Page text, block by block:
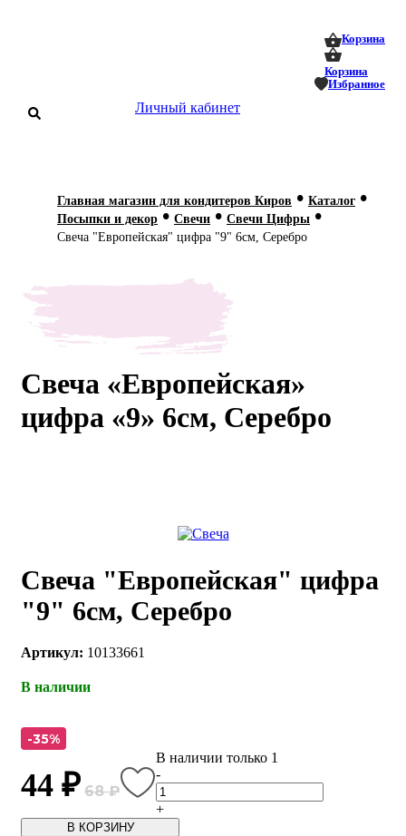
Корзина
Корзина
Избранное
Личный кабинет
О нас
Мастер-
106
256-54-
Главная магазин для кондитеров Киров • Каталог •
Посыпки и декор • Свечи • Свечи Цифры •
Свеча "Европейская" цифра "9" 6см, Серебро
Свеча «Европейская»
цифра «9» 6см, Серебро
Свеча "Европейская" цифра
"9" 6см, Серебро
Артикул: 10133661
В наличии
-35%
44 ₽ 68 ₽
В наличии только 1
-
+
В КОРЗИНУ